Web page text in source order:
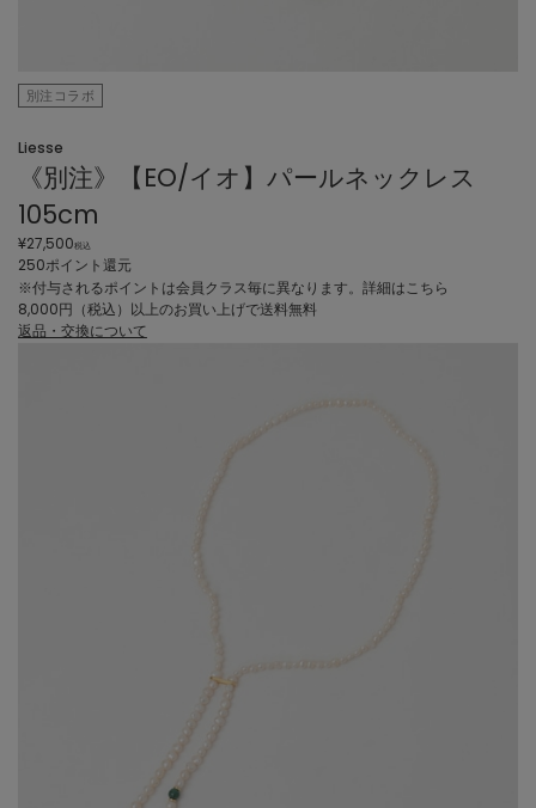
別注コラボ
Liesse
《別注》【EO/イオ】パールネックレス
105cm
¥27,500税込
250ポイント還元
※付与されるポイントは会員クラス毎に異なります。 詳細はこちら
8,000円（税込）以上のお買い上げで送料無料
返品・交換について